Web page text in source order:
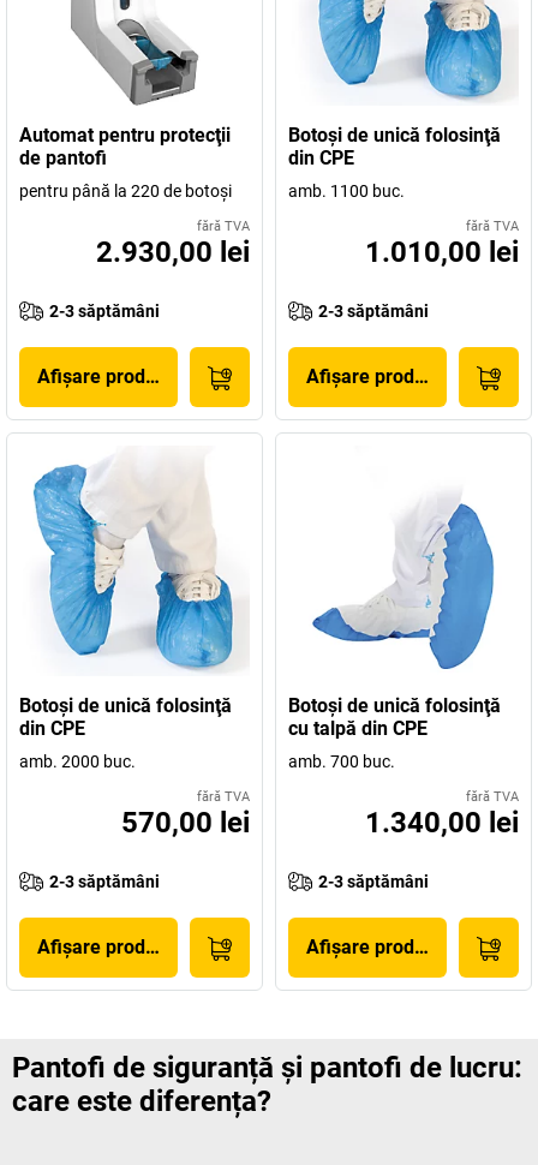
Automat pentru protecţii
de pantofi
pentru până la 220 de botoşi
fără TVA
2.930,00 lei
2-3 săptămâni
Afișare produs
Botoşi de unică folosinţă
din CPE
amb. 1100 buc.
fără TVA
1.010,00 lei
2-3 săptămâni
Afișare produs
Botoşi de unică folosinţă
din CPE
amb. 2000 buc.
fără TVA
570,00 lei
2-3 săptămâni
Afișare produs
Botoşi de unică folosinţă
cu talpă din CPE
amb. 700 buc.
fără TVA
1.340,00 lei
2-3 săptămâni
Afișare produs
Pantofi de siguranță și pantofi de lucru:
care este diferența?